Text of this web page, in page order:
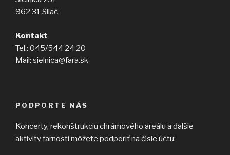
962 31 Sliač
Kontakt
Tel.: 045/544 24 20
Mail: sielnica@fara.sk
PODPORTE NÁS
Koncerty, rekonštrukciu chrámového areálu a ďalšie
aktivity farnosti môžete podporiť na čísle účtu: